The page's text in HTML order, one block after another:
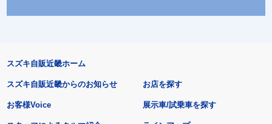
スズキ自販近畿ホーム
スズキ自販近畿からのお知らせ
お客様Voice
お店を探す
展示車/試乗車を探す